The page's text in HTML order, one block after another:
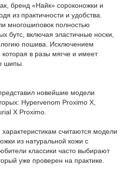
бренд «Найк» сороконожки и
из практичности и удобства.
многошиповок полностью
бутс, включая эластичные носки,
пошива. Исключением
в разы мягче и имеет
шипы.
новейшие модели
Hypervenom Proximo X,
X Proximo.
считаются модели
из натуральной кожи с
классики часто выбирают
уже проверен на практике.